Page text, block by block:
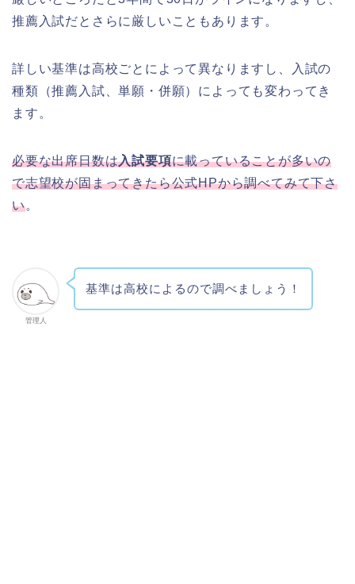
推薦入試だとさらに厳しいこともあります。
詳しい基準は高校ごとによって異なりますし、入試の
種類（推薦入試、単願・併願）によっても変わってき
ます。
必要な出席日数は入試要項に載っていることが多いの
で志望校が固まってきたら公式HPから調べてみて下さ
い。
管理人
基準は高校によるので調べましょう！